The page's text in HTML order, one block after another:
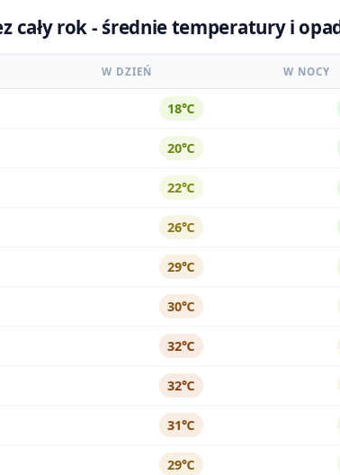
cały rok - średnie temperatury i
W DZIEŃ W NOCY
18℃
20℃
22℃
26℃
29℃
30℃
32℃
32℃
31℃
29℃